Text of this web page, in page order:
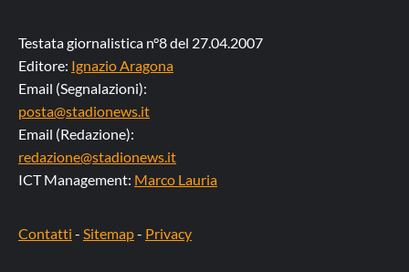
Testata giornalistica n°8 del 27.04.2007
Editore: Ignazio Aragona
Email (Segnalazioni):
posta@stadionews.it
Email (Redazione):
redazione@stadionews.it
ICT Management: Marco Lauria
Contatti - Sitemap- Privacy